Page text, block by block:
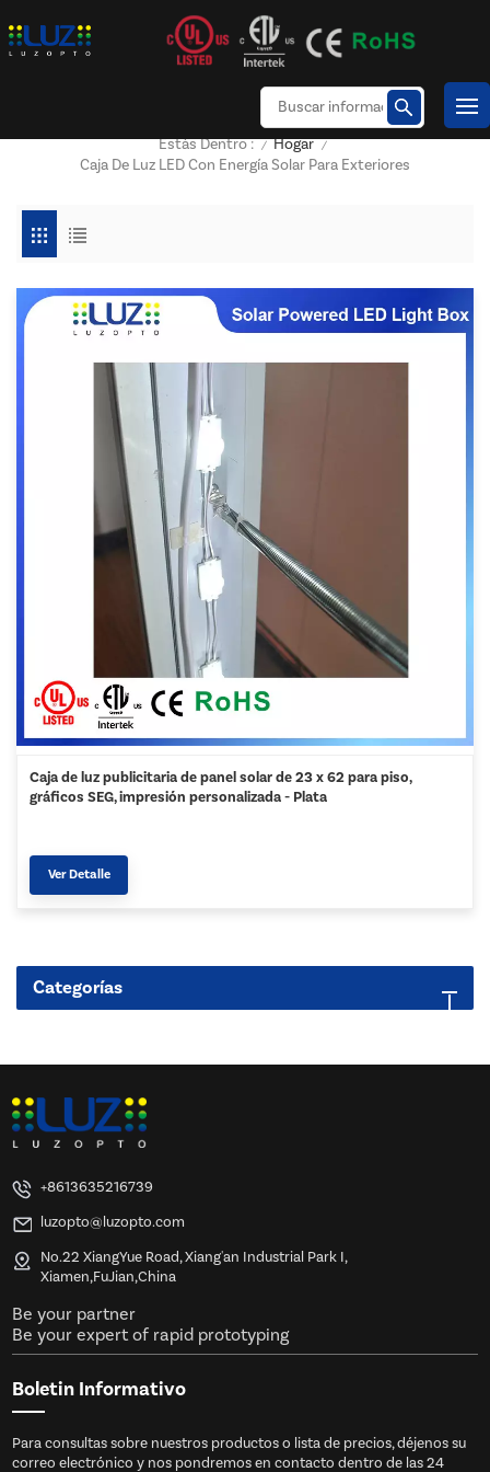
Estás Dentro : / Hogar /
Caja De Luz LED Con Energía Solar Para Exteriores
Caja de luz publicitaria de panel solar de 23 x 62 para piso,
gráficos SEG, impresión personalizada - Plata
Ver Detalle
Categorías
+8613635216739
luzopto@luzopto.com
No.22 XiangYue Road, Xiang'an Industrial Park I,
Xiamen,FuJian,China
Be your partner
Be your expert of rapid prototyping
Boletin Informativo
Para consultas sobre nuestros productos o lista de precios, déjenos su
correo electrónico y nos pondremos en contacto dentro de las 24